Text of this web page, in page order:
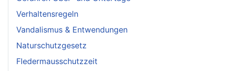
Verhaltensregeln
Vandalismus & Entwendungen
Naturschutzgesetz
Fledermausschutzzeit